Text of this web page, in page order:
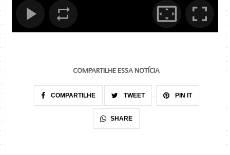
COMPARTILHE ESSA NOTÍCIA
COMPARTILHE TWEET PIN IT
SHARE